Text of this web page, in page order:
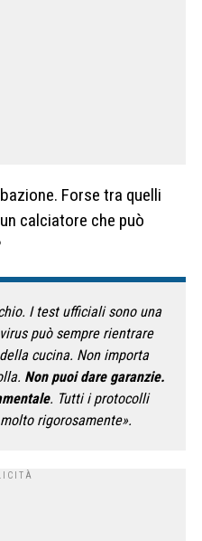
Forse tra quelli
calciatore che può
I test ufficiali sono una
può sempre rientrare
cucina. Non importa
Non puoi dare garanzie.
. Tutti i protocolli
rigorosamente».